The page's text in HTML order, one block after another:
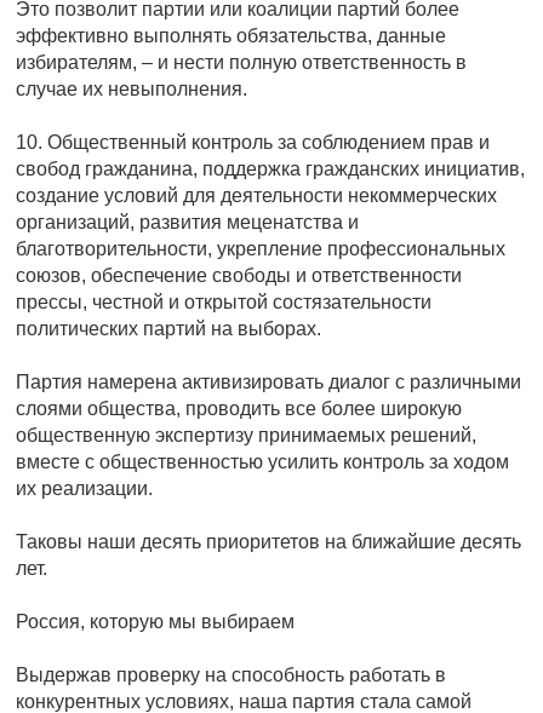
Это позволит партии или коалиции партий более
эффективно выполнять обязательства, данные
избирателям, – и нести полную ответственность в
случае их невыполнения.
10. Общественный контроль за соблюдением прав и
свобод гражданина, поддержка гражданских инициатив,
создание условий для деятельности некоммерческих
организаций, развития меценатства и
благотворительности, укрепление профессиональных
союзов, обеспечение свободы и ответственности
прессы, честной и открытой состязательности
политических партий на выборах.
Партия намерена активизировать диалог с различными
слоями общества, проводить все более широкую
общественную экспертизу принимаемых решений,
вместе с общественностью усилить контроль за ходом
их реализации.
Таковы наши десять приоритетов на ближайшие десять
лет.
Россия, которую мы выбираем
Выдержав проверку на способность работать в
конкурентных условиях, наша партия стала самой